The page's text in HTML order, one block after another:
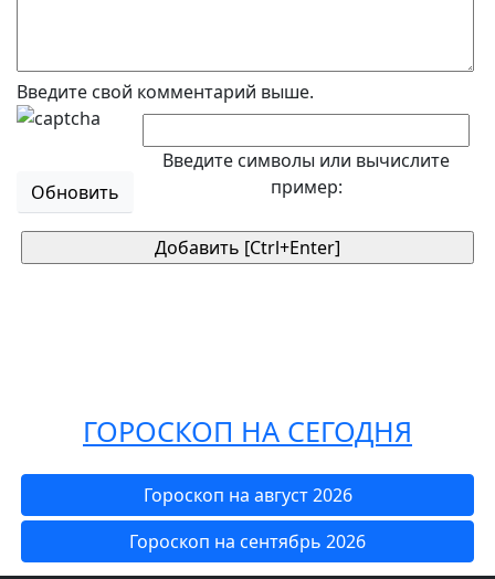
Введите свой комментарий выше.
Обновить
Введите символы или вычислите
пример:
ГОРОСКОП НА СЕГОДНЯ
Гороскоп на август 2026
Гороскоп на сентябрь 2026